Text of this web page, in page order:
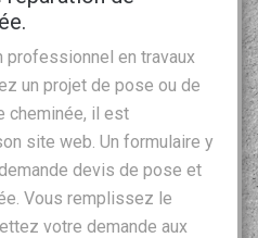
professionnel en travaux
un projet de pose ou de
cheminée, il est
site web. Un formulaire y
devis de pose et
Vous remplissez le
votre demande aux